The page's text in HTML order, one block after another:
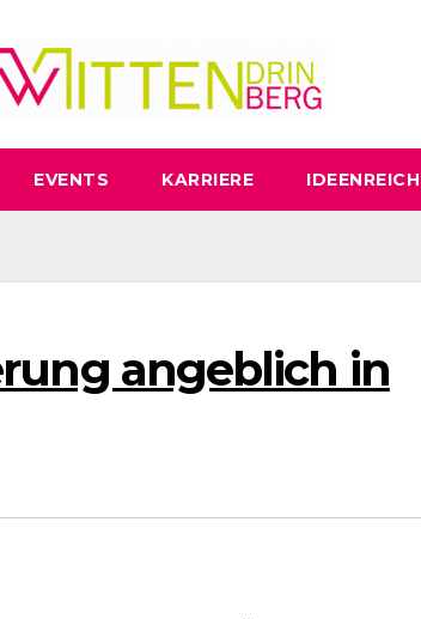
EVENTS KARRIERE IDEENREICH
angeblich in